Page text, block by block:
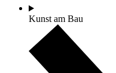
Kunst am Bau